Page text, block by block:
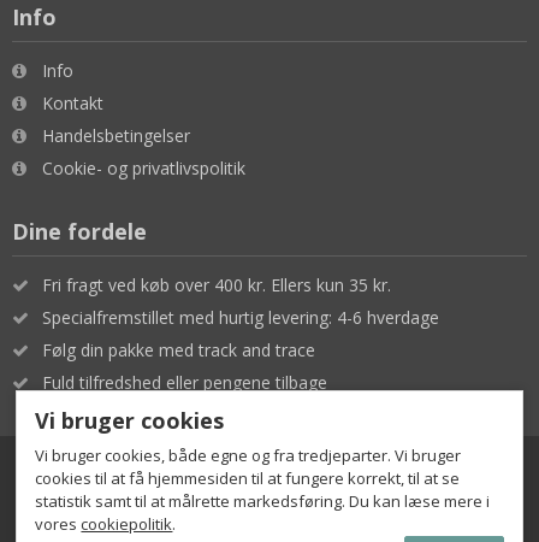
Info
Info
Kontakt
Handelsbetingelser
Cookie- og privatlivspolitik
Dine fordele
Fri fragt ved køb over 400 kr. Ellers kun 35 kr.
Specialfremstillet med hurtig levering: 4-6 hverdage
Følg din pakke med track and trace
Fuld tilfredshed eller pengene tilbage
© Designomaten | CVR 38435779 | info@designomaten.dk
Vi bruger cookies
Vi bruger cookies, både egne og fra tredjeparter. Vi bruger
cookies til at få hjemmesiden til at fungere korrekt, til at se
statistik samt til at målrette markedsføring. Du kan læse mere i
vorescookiepolitik.